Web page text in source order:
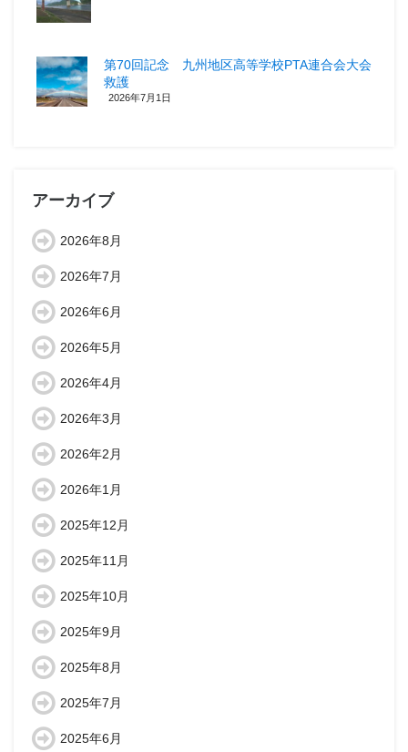
第70回記念 九州地区高等学校PTA連合会大会
救護
2026年7月1日
アーカイブ
2026年8月
2026年7月
2026年6月
2026年5月
2026年4月
2026年3月
2026年2月
2026年1月
2025年12月
2025年11月
2025年10月
2025年9月
2025年8月
2025年7月
2025年6月